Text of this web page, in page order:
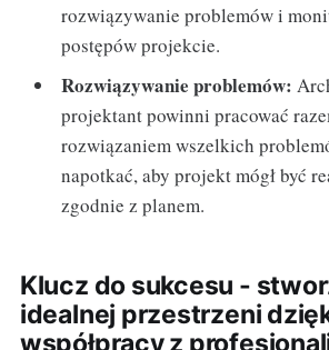
rozwiązywanie problemów i
postępów projekcie.
Rozwiązywanie problemów:
projektant powinni pracować
rozwiązaniem wszelkich
napotkać, aby projekt mógł być
zgodnie z planem.
Klucz do sukcesu -
idealnej przestrzeni
współpracy z